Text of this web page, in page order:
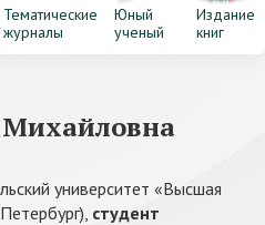
Тематические
журналы
Юный
ученый
Издание
книг
университет «Высшая
студент